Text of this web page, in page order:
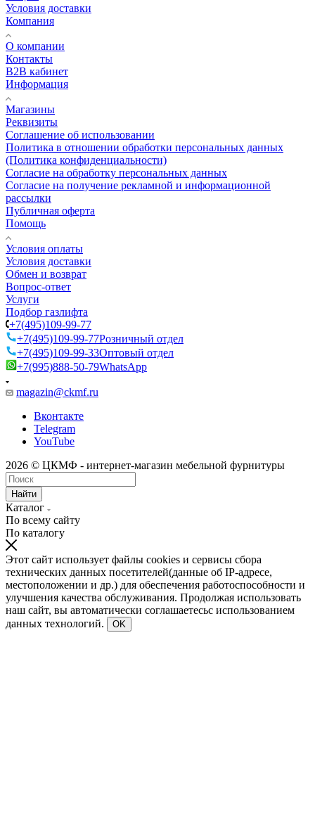
Условия доставки
Компания
О компании
Контакты
B2B кабинет
Информация
Магазины
Реквизиты
Соглашение об использовании
Политика в отношении обработки персональных данных
(Политика конфиденциальности)
Согласие на обработку персональных данных
Согласие на получение рекламной и информационной
рассылки
Публичная оферта
Помощь
Условия оплаты
Условия доставки
Обмен и возврат
Вопрос-ответ
Услуги
Подбор газлифта
+7(495)109-99-77
+7(495)109-99-77Розничный отдел
+7(495)109-99-33Оптовый отдел
+7(995)888-50-79WhatsApp
magazin@ckmf.ru
Вконтакте
Telegram
YouTube
2026 © ЦКМФ - интернет-магазин мебельной фурнитуры
Найти
Каталог
По всему сайту
По каталогу
Этот сайт использует файлы cookies и сервисы сбора
технических данных посетителей(данные об IP-адресе,
местоположении и др.) для обеспечения работоспособности и
улучшения качества обслуживания. Продолжая использовать
наш сайт, вы автоматически соглашаетесьс использованием
данных технологий.
OK